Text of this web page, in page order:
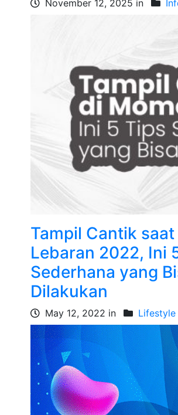
November 12, 2025 in
Tampil Cantik saat
Lebaran 2022, Ini
Sederhana yang
Dilakukan
May 12, 2022 in Lifestyle